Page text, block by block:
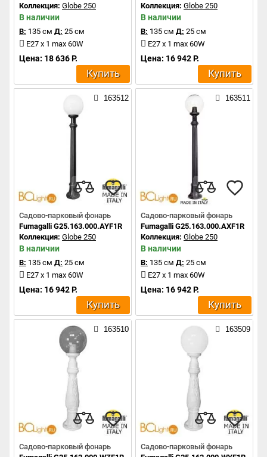
Коллекция: Globe 250
В наличии
В: 135 см Д: 25 см
E27 x 1 max 60W
Цена: 18 636 Р.
Купить
Коллекция: Globe 250
В наличии
В: 135 см Д: 25 см
E27 x 1 max 60W
Цена: 16 942 Р.
Купить
163512
Садово-парковый фонарь
Fumagalli G25.163.000.AYF1R
Коллекция: Globe 250
В наличии
В: 135 см Д: 25 см
E27 x 1 max 60W
Цена: 16 942 Р.
Купить
163511
Садово-парковый фонарь
Fumagalli G25.163.000.AXF1R
Коллекция: Globe 250
В наличии
В: 135 см Д: 25 см
E27 x 1 max 60W
Цена: 16 942 Р.
Купить
163510
Садово-парковый фонарь
163509
Садово-парковый фонарь